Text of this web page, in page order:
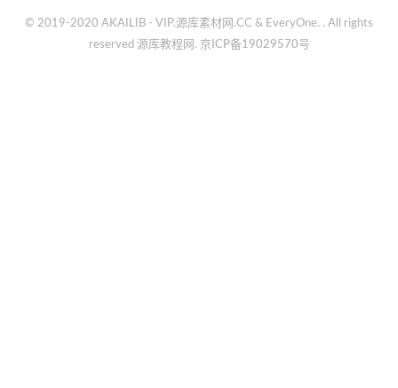
© 2019-2020 AKAILIB - VIP.源库素材网.CC & EveryOne. . All rights
reserved 源库教程网. 京ICP备19029570号